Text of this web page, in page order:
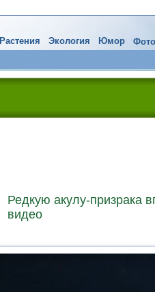
Растения Экология Юмор
Редкую акулу-призрака
видео